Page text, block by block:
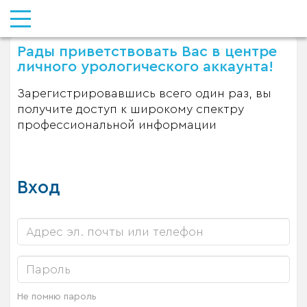
Рады приветствовать Вас в центре
личного урологического аккаунта!
Зарегистрировавшись всего один раз, вы
получите доступ к широкому спектру
профессиональной информации
Вход
Не помню пароль